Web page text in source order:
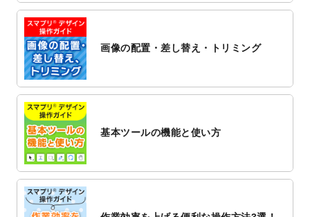
止のお知らせ
2022/12/16
トを公開いたしました。
2022/12/1
2022/11/25
【新商品】封筒が作成できるようになりま
2022/11/25
【新商品】クリアファイルが作成できるよ
2022/11/4
しました。
2022/10/26
画像の配置・差し替え・トリミング
基本ツールの機能と使い方